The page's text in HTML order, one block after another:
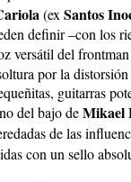
(exSantos
definir –con los
versátil del frontman
por la
guitarras
del bajo deMikael
de las
con un sello